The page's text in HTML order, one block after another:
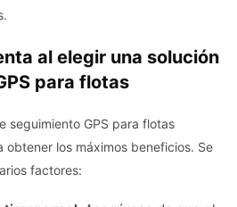
al elegir una solución
para flotas
seguimiento GPS para flotas
los máximos beneficios. Se
factores: